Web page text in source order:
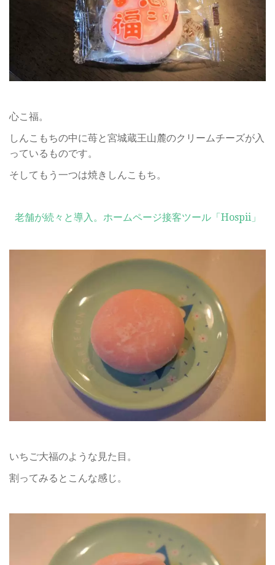
心こ福。
しんこもちの中に苺と宮城蔵王山麓のクリームチーズが入
っているものです。
そしてもう一つは焼きしんこもち。
老舗が続々と導入。ホームページ接客ツール「Hospii」
いちご大福のような見た目。
割ってみるとこんな感じ。